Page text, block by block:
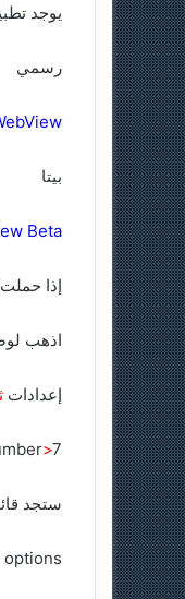
يوجد
رسمي
بيتا
Beta
إذا
إعدادات
>7
ستجد
options